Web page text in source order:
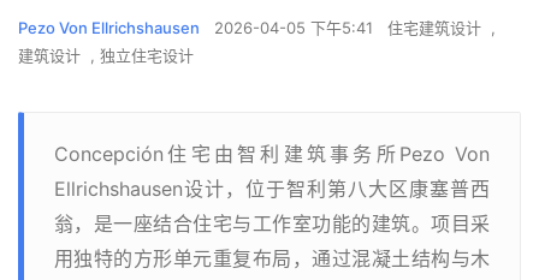
Pezo Von Ellrichshausen 2026-04-05 下午5:41 住宅建筑设计 ,
建筑设计 , 独立住宅设计
Concepción住宅由智利建筑事务所Pezo Von
Ellrichshausen设计，位于智利第八大区康塞普西
翁，是一座结合住宅与工作室功能的建筑。项目采
用独特的方形单元重复布局，通过混凝土结构与木